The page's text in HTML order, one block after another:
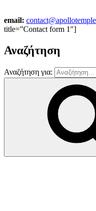
email:
title=”Contact form 1″]
Αναζήτηση
Αναζήτηση για: